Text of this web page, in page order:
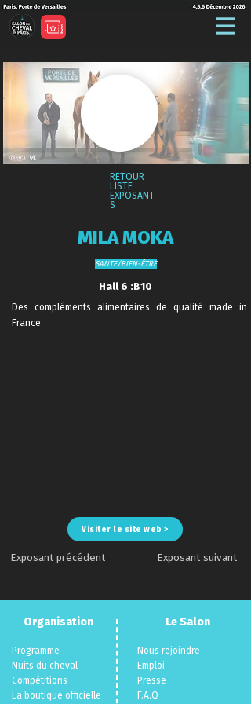
RETOUR
LISTE
EXPOSANT
S
MILA MOKA
SANTE/BIEN-ÊTRE
Hall 6 :B10
Des compléments alimentaires de qualité made in
France.
Visiter le site web >
Exposant précédent Exposant suivant
Organisation Le Salon
Nous rejoindre
Emploi
Presse
F.A.Q
Programme
Nuits du cheval
Compétitions
La boutique officielle